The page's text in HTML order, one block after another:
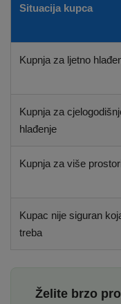
Situacija kupca
Kupnja za ljetno
Kupnja za
hlađenje
Kupnja za više
Kupac nije siguran
treba
Želite brzo